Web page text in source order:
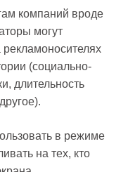
компаний вроде
могут
(социально-
длительность
в режиме
на тех, кто